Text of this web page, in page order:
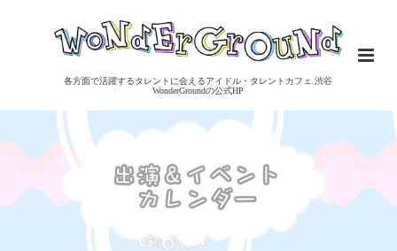
各方面で活躍するタレントに会えるアイドル・タレントカフェ 渋谷
WonderGroundの公式HP